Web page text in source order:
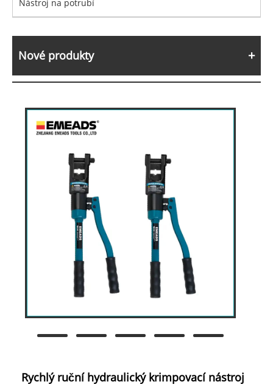
Nástroj na potrubí
Nové produkty
Rychlý ruční hydraulický krimpovací nástroj